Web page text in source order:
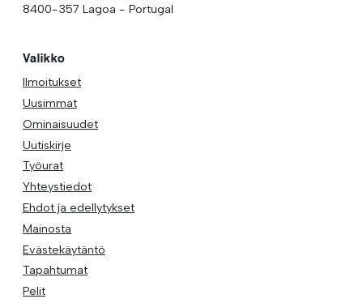
8400-357 Lagoa - Portugal
Valikko
Ilmoitukset
Uusimmat
Ominaisuudet
Uutiskirje
Työurat
Yhteystiedot
Ehdot ja edellytykset
Mainosta
Evästekäytäntö
Tapahtumat
Pelit